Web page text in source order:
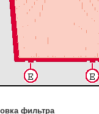
фильтра